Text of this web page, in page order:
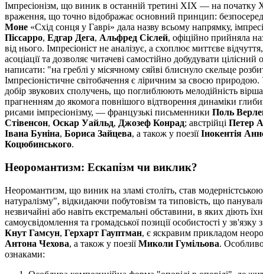
Імпресіонізм, що виник в останній третині XIX — на початку
враження, що точно відображає основний принцип:
Моне «Схід сонця у Гаврі» дала назву всьому напрямку,
Піссарро, Едгар Дега, Альфред Сіслей, офіційно прийняла
від нього. Імпресіоніст не аналізує, а схоплює миттєве
асоціації та дозволяє читачеві самостійно добудувати цілісний
написати: "на греблі у місячному сяйві блиснуло скельце
Імпресіоністичне світобачення є ліричним за своєю
добір звукових сполучень, що поглиблюють мелодійність
прагненням до якомога повнішого відтворення динаміки
рисами імпресіонізму, — французькі письменники Поль
Стівенсон, Оскар Уайльд, Джозеф Конрад; австрійці Петер
Івана Буніна, Бориса Зайцева, а також у поезіїІнокентія
Коцюбинського.
Неоромантизм: Ескапізм чи виклик?
Неоромантизм, що виник на зламі століть, став
натуралізму", відкидаючи побутовізм та типовість, що
незвичайні або навіть екстремальні обставини, в яких діють
самоусвідомлення та громадської позиції особистості у
Кнут Гамсун, Герхарт Гауптман, є яскравим прикладом
Антона Чехова, а також у поезіїМиколи Гумільова.
ознаками: